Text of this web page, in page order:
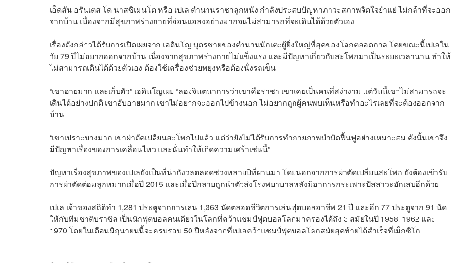
เอ็ดสัน อรันเตส โด นาสซิเมนโต หรือ เปเล ตำนานราชาลูกหนัง กำลังประสบปัญหาภาวะสภาพจิตใจย่ำแย่ ไม่กล้าที่จะออก
จากบ้าน เนื่องจากมีสุขภาพร่างกายที่อ่อนแอลงอย่างมากจนไม่สามารถที่จะเดินได้ด้วยตัวเอง
เรื่องดังกล่าวได้รับการเปิดเผยจาก เอดินโญ บุตรชายของตำนานนักเตะผู้ยิ่งใหญ่ที่สุดของโลกตลอดกาล โดยขณะนี้เปเลใน
วัย 79 ปีไม่อยากออกจากบ้าน เนื่องจากสุขภาพร่างกายไม่แข็งแรง และมีปัญหาเกี่ยวกับสะโพกมาเป็นระยะเวลานาน ทำให้
ไม่สามารถเดินได้ด้วยตัวเอง ต้องใช้เครื่องช่วยพยุงหรือต้องนั่งรถเข็น
“เขาอายมาก และเก็บตัว” เอดินโญเผย “ลองจินตนาการว่าเขาคือราชา เขาเคยเป็นคนที่สง่างาม แต่วันนี้เขาไม่สามารถจะ
เดินได้อย่างปกติ เขาอับอายมาก เขาไม่อยากจะออกไปข้างนอก ไม่อยากถูกผู้คนพบเห็นหรือทำอะไรเลยที่จะต้องออกจาก
บ้าน
“เขาเปราะบางมาก เขาผ่าตัดเปลี่ยนสะโพกไปแล้ว แต่ว่ายังไม่ได้รับการทำกายภาพบำบัดฟื้นฟูอย่างเหมาะสม ดังนั้นเขาจึง
มีปัญหาเรื่องของการเคลื่อนไหว และนั่นทำให้เกิดความเศร้าเช่นนี้”
ปัญหาเรื่องสุขภาพของเปเลยังเป็นที่น่ากังวลตลอดช่วงหลายปีที่ผ่านมา โดยนอกจากการผ่าตัดเปลี่ยนสะโพก ยังต้องเข้ารับ
การผ่าตัดต่อมลูกหมากเมื่อปี 2015 และเมื่อปีกลายถูกนำตัวส่งโรงพยาบาลหลังมีอาการกระเพาะปัสสาวะอักเสบอีกด้วย
เปเล เจ้าของสถิติทำ 1,281 ประตูจากการเล่น 1,363 นัดตลอดชีวิตการเล่นฟุตบอลอาชีพ 21 ปี และอีก 77 ประตูจาก 91 นัด
ให้กับทีมชาติบราซิล เป็นนักฟุตบอลคนเดียวในโลกที่คว้าแชมป์ฟุตบอลโลกมาครองได้ถึง 3 สมัยในปี 1958, 1962 และ
1970 โดยในเดือนมิถุนายนนี้จะครบรอบ 50 ปีหลังจากที่เปเลคว้าแชมป์ฟุตบอลโลกสมัยสุดท้ายได้สำเร็จที่เม็กซิโก